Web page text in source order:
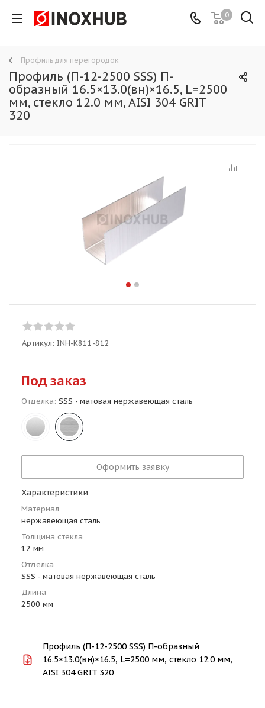
0
Профиль для перегородок
Профиль (П-12-2500 SSS) П-
образный 16.5×13.0(вн)×16.5, L=2500
мм, стекло 12.0 мм, AISI 304 GRIT
320
Артикул: INH-K811-812
Под заказ
Отделка: SSS - матовая нержавеющая сталь
Оформить заявку
Характеристики
Материал
нержавеющая сталь
Толщина стекла
12 мм
Отделка
SSS - матовая нержавеющая сталь
Длина
2500 мм
Профиль (П-12-2500 SSS) П-образный
16.5×13.0(вн)×16.5, L=2500 мм, стекло 12.0 мм,
AISI 304 GRIT 320